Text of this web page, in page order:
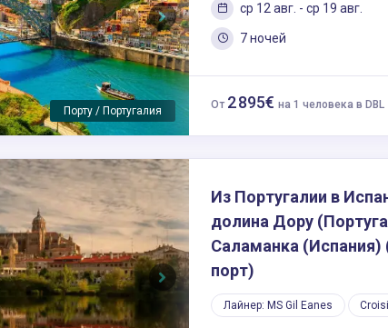
Пиньян / Пиньяо / Португалия
Next
ср 12 авг. - ср 19 авг.
7 ночей
От 2 895€ на 1 человека в DBL
Next
Из Португалии в
долина Дору
Саламанка (Испания)
порт)
Лайнер: MS Gil Eanes